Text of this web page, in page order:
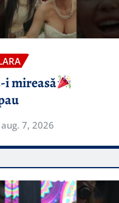
i mireasă​
aug. 7, 2026